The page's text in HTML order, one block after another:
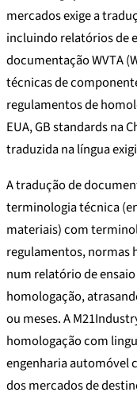
mercados exige a
incluindo relatórios de
documentação WVTA
técnicas de
regulamentos de
EUA, GB standards na
traduzida na língua
A tradução de
terminologia técnica
materiais) com
regulamentos, normas
num relatório de
homologação,
ou meses. A
homologação com
engenharia automóvel
dos mercados de